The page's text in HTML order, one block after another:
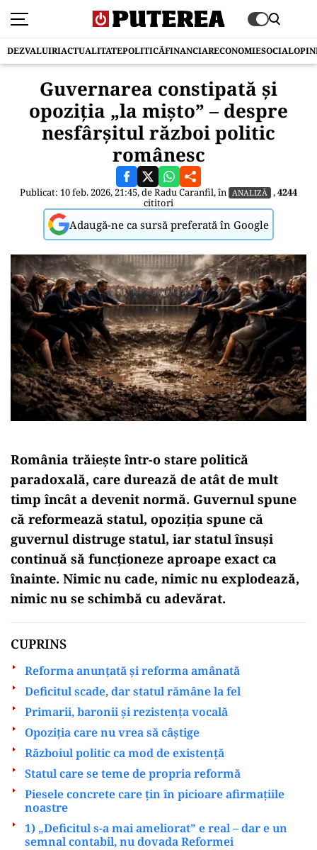
DEZVALUIRIACTUALITATEPOLITICĂFINANCIARECONOMIESOCIAL
Guvernarea constipată și
opoziția „la mișto” – despre
nesfârșitul război politic
românesc
Publicat: 10 feb. 2026, 21:45, deRadu Caranfil, în ANALIZĂ ,4244
cititori
Adaugă-ne ca sursă preferată în Google
România trăiește într-o stare politică
paradoxală, care durează de atât de mult
timp încât a devenit normă. Guvernul spune
că reformează statul, opoziția spune că
guvernul distruge statul, iar statul însuși
continuă să funcționeze aproape exact ca
înainte. Nimic nu cade, nimic nu explodează,
nimic nu se schimbă cu adevărat.
CUPRINS
Reforma anunțată și reforma amânată
Deficitul scade, dar statul rămâne la fel
Primarii, baronii și rezistența vocală
Opoziția care nu vrea să câștige
Războiul politic ca mod de existență
Statul care se teme de propria reformă
Piesele concrete care țin în picioare afirmațiile
noastre
1) „Deficitul s-a mai ameliorat” e real – dar e un
semnal contabil, nu dovada Reformei